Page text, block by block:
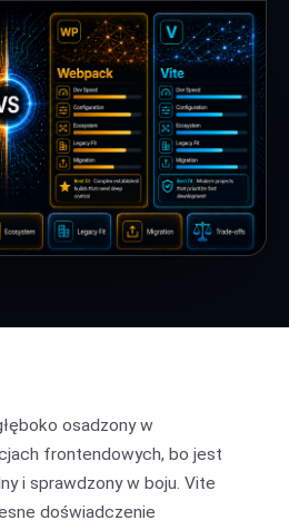
osadzony w
frontendowych, bo jest
i sprawdzony w boju. Vite
doświadczenie